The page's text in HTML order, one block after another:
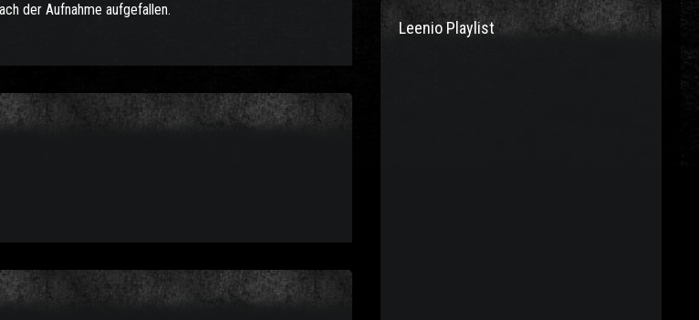
der Aufnahme aufgefallen.
Leenio Playlist